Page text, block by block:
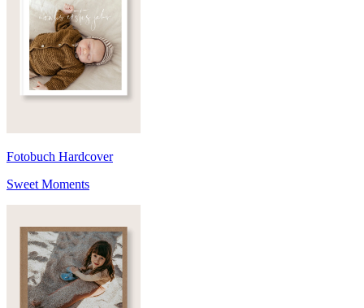
Fotobuch Hardcover
Sweet Moments